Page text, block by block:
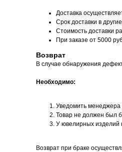
Доставка
Срок доставки в
Стоимость доставки
При заказе от 5000
Возврат
В случае обнаружения
Необходимо:
Уведомить менеджера
Товар не должен был
У ювелирных изделий
Возврат при браке